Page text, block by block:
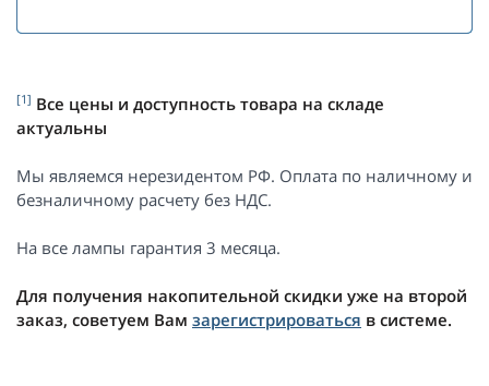
[1] Все цены и доступность товара на складе
актуальны
Мы являемся нерезидентом РФ. Оплата по наличному и
безналичному расчету без НДС.
На все лампы гарантия 3 месяца.
Для получения накопительной скидки уже на второй
заказ, советуем Вам зарегистрироваться в системе.